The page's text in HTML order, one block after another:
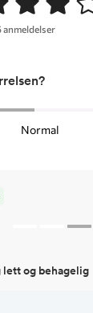
anmeldelser
Normal
og behagelig